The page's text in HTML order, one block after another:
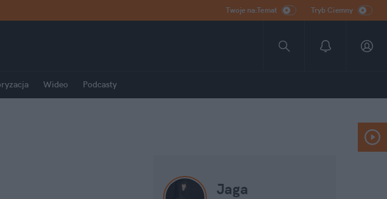
Twoje na:Temat Tryb Ciemny
Wideo Podcasty
Jaga